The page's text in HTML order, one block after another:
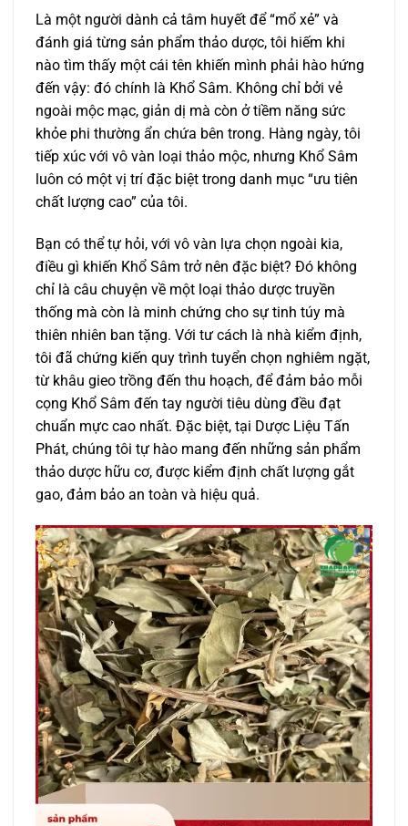
Là một người dành cả tâm huyết để “mổ xẻ” và
đánh giá từng sản phẩm thảo dược, tôi hiếm khi
nào tìm thấy một cái tên khiến mình phải hào hứng
đến vậy: đó chính là Khổ Sâm. Không chỉ bởi vẻ
ngoài mộc mạc, giản dị mà còn ở tiềm năng sức
khỏe phi thường ẩn chứa bên trong. Hàng ngày, tôi
tiếp xúc với vô vàn loại thảo mộc, nhưng Khổ Sâm
luôn có một vị trí đặc biệt trong danh mục “ưu tiên
chất lượng cao” của tôi.
Bạn có thể tự hỏi, với vô vàn lựa chọn ngoài kia,
điều gì khiến Khổ Sâm trở nên đặc biệt? Đó không
chỉ là câu chuyện về một loại thảo dược truyền
thống mà còn là minh chứng cho sự tinh túy mà
thiên nhiên ban tặng. Với tư cách là nhà kiểm định,
tôi đã chứng kiến quy trình tuyển chọn nghiêm ngặt,
từ khâu gieo trồng đến thu hoạch, để đảm bảo mỗi
cọng Khổ Sâm đến tay người tiêu dùng đều đạt
chuẩn mực cao nhất. Đặc biệt, tại Dược Liệu Tấn
Phát, chúng tôi tự hào mang đến những sản phẩm
thảo dược hữu cơ, được kiểm định chất lượng gắt
gao, đảm bảo an toàn và hiệu quả.